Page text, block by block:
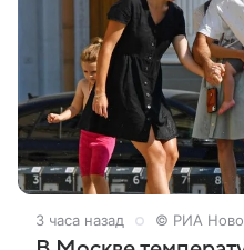
3 часа назад © РИА